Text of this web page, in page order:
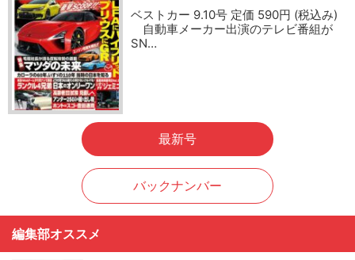
ベストカー 9.10号 定価 590円 (税込み)
自動車メーカー出演のテレビ番組が
SN…
最新号
バックナンバー
編集部オススメ